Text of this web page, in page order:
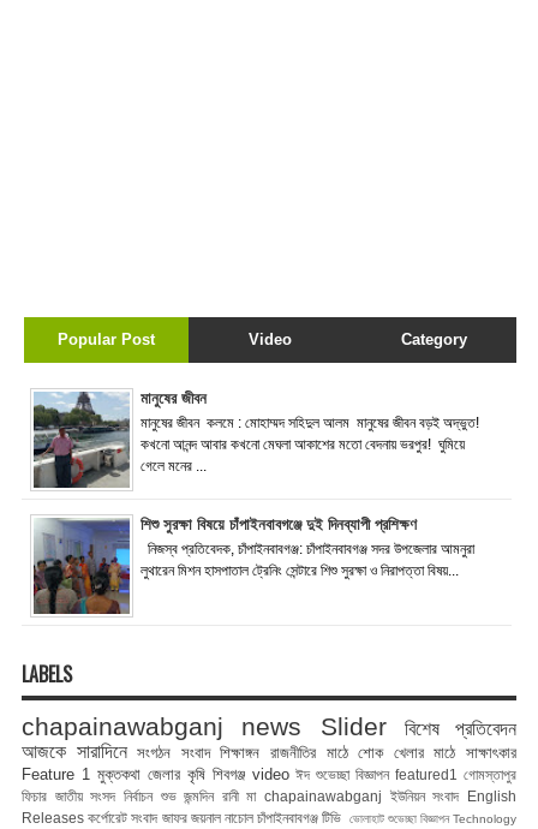
Popular Post Video Category
মানুষের জীবন
মানুষের জীবন কলমে : মোহাম্মদ সহিদুল আলম মানুষের জীবন বড়ই অদ্ভুত!
কখনো আনন্দ আবার কখনো মেঘলা আকাশের মতো বেদনায় ভরপুর! ঘুমিয়ে
গেলে মনের ...
শিশু সুরক্ষা বিষয়ে চাঁপাইনবাবগঞ্জে দুই দিনব্যাপী প্রশিক্ষণ
নিজস্ব প্রতিবেদক, চাঁপাইনবাবগঞ্জ: চাঁপাইনবাবগঞ্জ সদর উপজেলার আমনুরা
লুথারেন মিশন হাসপাতাল ট্রেনিং সেন্টারে শিশু সুরক্ষা ও নিরাপত্তা বিষয়...
LABELS
chapainawabganj news Slider
বিশেষ প্রতিবেদন
আজকে সারাদিনে সংগঠন সংবাদ শিক্ষাঙ্গন রাজনীতির মাঠে শোক খেলার মাঠে
সাক্ষাৎকার
Feature 1 মুক্তকথা জেলার কৃষি শিবগঞ্জ video ঈদ শুভেচ্ছা বিজ্ঞাপন featured1
গোমস্তাপুর
ফিচার জাতীয় সংসদ নির্বাচন শুভ জন্মদিন রানী মা chapainawabganj ইউনিয়ন সংবাদ English
Releases কর্পোরেট সংবাদ জাফর জয়নাল নাচোল চাঁপাইনবাবগঞ্জ টিভি ভোলাহাট শুভেচ্ছা বিজ্ঞাপন Technology